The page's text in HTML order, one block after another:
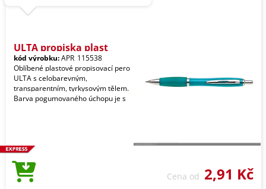
ULTA propiska plast
kód výrobku:APR_115538
Oblíbené plastové propisovací pero
ULTA s celobarevným,
transparentním, tyrkysovým tělem.
Barva pogumovaného úchopu je s
Cena od 2,91 Kč